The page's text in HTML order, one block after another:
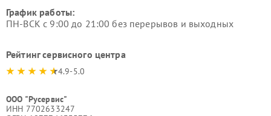
График работы:
ПН-ВСК с 9:00 до 21:00 без перерывов и выходных
Рейтинг сервисного центра
4.9-5.0
ООО "Русервис"
ИНН 7702633247